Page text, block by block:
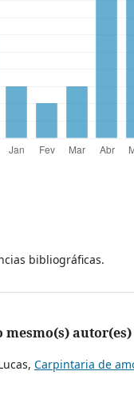
bibliográficas.
autor(es)
Carpintaria de